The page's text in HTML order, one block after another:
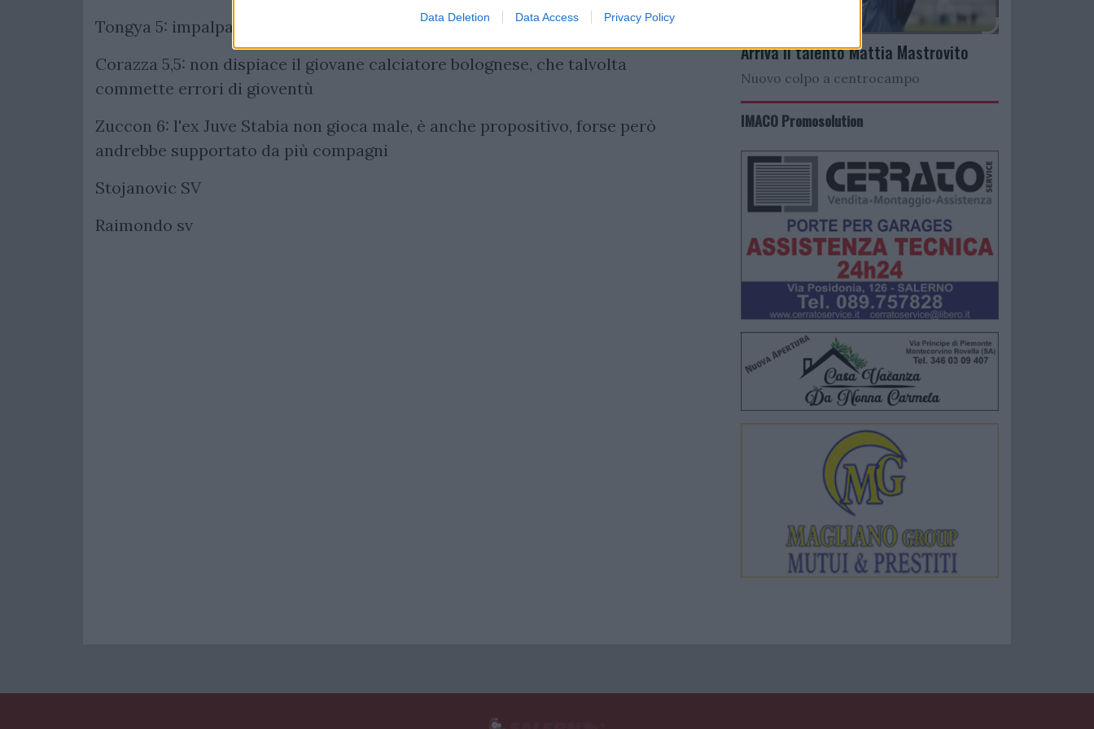
Data Deletion Data Access Privacy Policy
Tongya 5: impalpabile, sì messo talvolta fuori ruolo ma anche lui non brilla
Corazza 5,5: non dispiace il giovane calciatore bolognese, che talvolta
commette errori di gioventù
Zuccon 6: l'ex Juve Stabia non gioca male, è anche propositivo, forse però
andrebbe supportato da più compagni
Stojanovic SV
Raimondo sv
Arriva il talento Mattia Mastrovito
Nuovo colpo a centrocampo
IMACO Promosolution